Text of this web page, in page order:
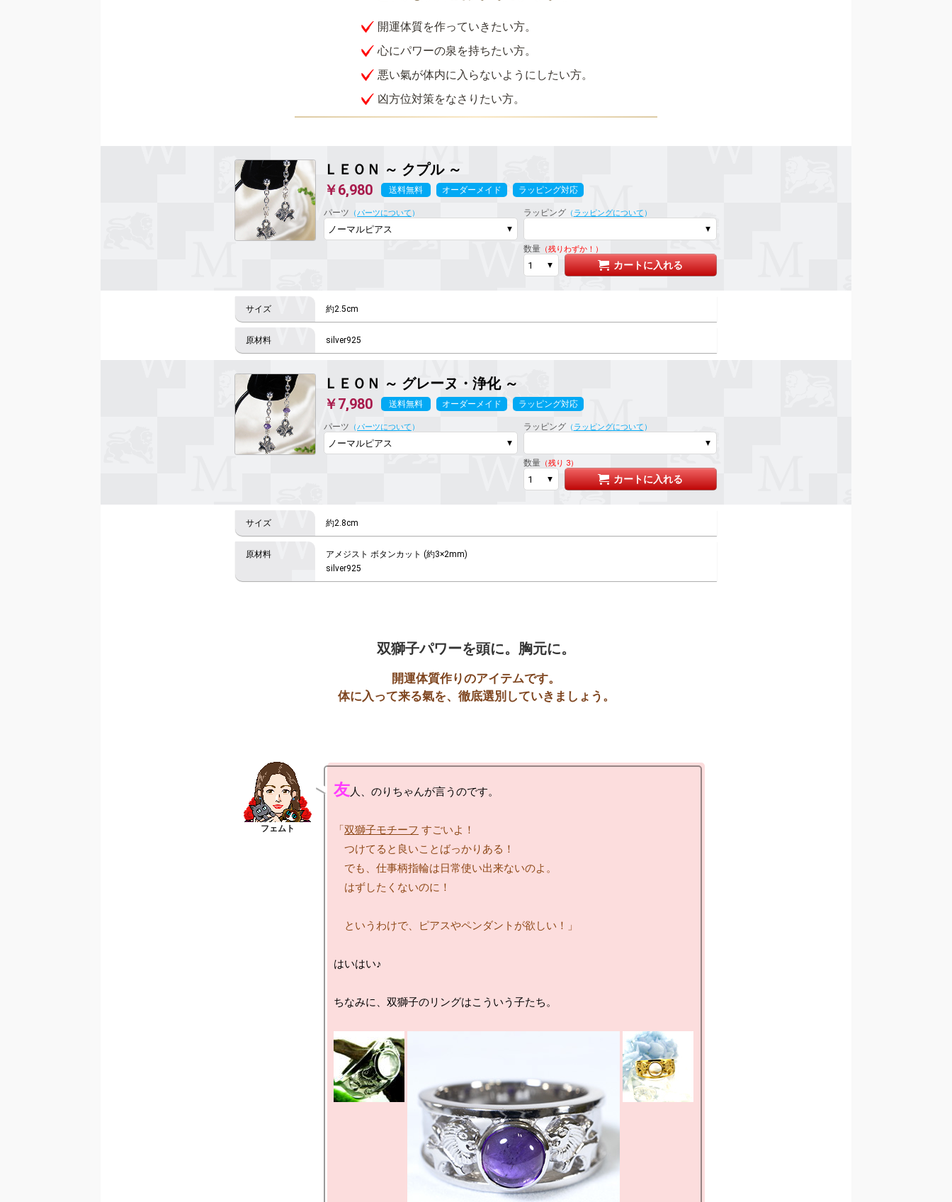
開運体質を作っていきたい方。
心にパワーの泉を持ちたい方。
悪い氣が体内に入らないようにしたい方。
凶方位対策をなさりたい方。
ＬＥＯＮ ～ クプル ～
￥6,980
送料無料 オーダーメイド ラッピング対応
パーツ （パーツについて ） ラッピング（ ラッピングについて ）
数量（残りわずか！）
カートに入れる
約2.5cm
silver925
ＬＥＯＮ ～ グレーヌ・浄化 ～
￥7,980
送料無料 オーダーメイド ラッピング対応
パーツ （パーツについて ） ラッピング（ ラッピングについて ）
数量（残り 3）
カートに入れる
約2.8cm
アメジスト ボタンカット (約3×2mm)
silver925
双獅子パワーを頭に。胸元に。
開運体質作りのアイテムです。
体に入って来る氣を、徹底選別していきましょう。
友人、のりちゃんが言うのです。
「双獅子モチーフ すごいよ！
つけてると良いことばっかりある！
でも、仕事柄指輪は日常使い出来ないのよ。
はずしたくないのに！
というわけで、ピアスやペンダントが欲しい！」
はいはい♪
ちなみに、双獅子のリングはこういう子たち。